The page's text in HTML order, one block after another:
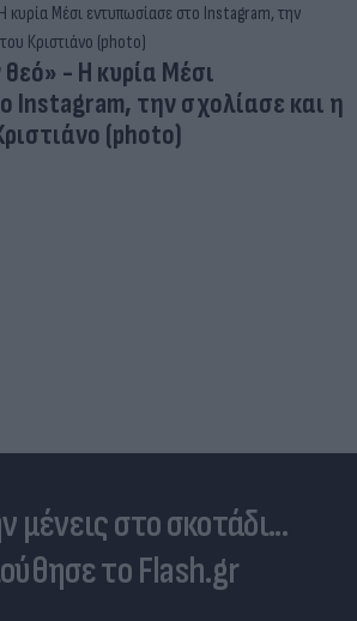
μένεις στο σκοτάδι...
το Flash.gr